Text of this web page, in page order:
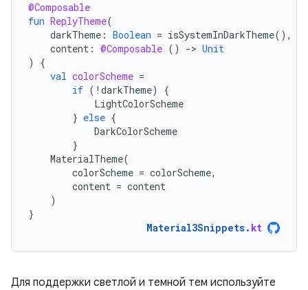
@Composable
fun ReplyTheme(
darkTheme : Boolean = isSystemInDarkTheme(),
content : @Composable () -> Unit
)
{
val colorScheme =
if ( ! darkTheme)
{
LightColorScheme
} else {
DarkColorScheme
}
MaterialTheme(
colorScheme = colorScheme,
content = content
)
}
Material3Snippets. kt
Для поддержки светлой и темной тем используйте